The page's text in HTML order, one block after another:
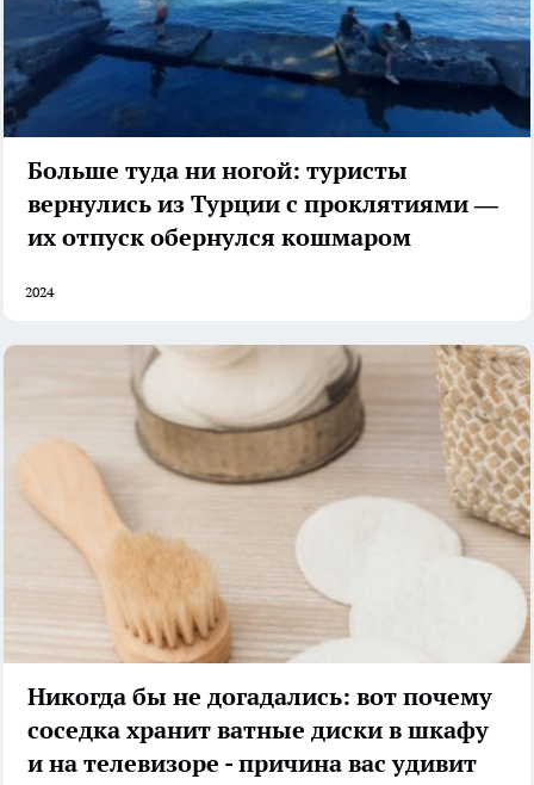
Больше туда ни ногой: туристы
вернулись из Турции с проклятиями —
их отпуск обернулся кошмаром
2024
Никогда бы не догадались: вот почему
соседка хранит ватные диски в шкафу
и на телевизоре - причина вас удивит